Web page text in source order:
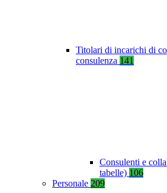
Titolari di incarichi di
consulenza 141
Consulenti e
tabelle) 106
Personale 209